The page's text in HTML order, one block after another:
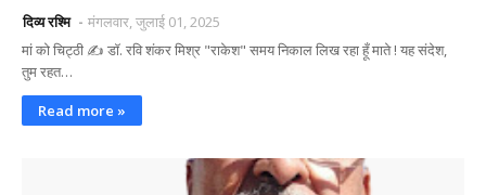
दिव्य रश्मि
मंगलवार, जुलाई 01, 2025
मां को चिट्ठी ✍ डॉ. रवि शंकर मिश्र "राकेश" समय निकाल लिख रहा हूँ माते ! यह संदेश,
तुम रहत…
Read more »